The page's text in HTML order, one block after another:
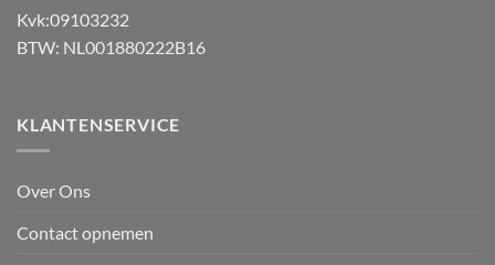
Kvk:09103232
BTW: NL001880222B16
KLANTENSERVICE
Over Ons
Contact opnemen